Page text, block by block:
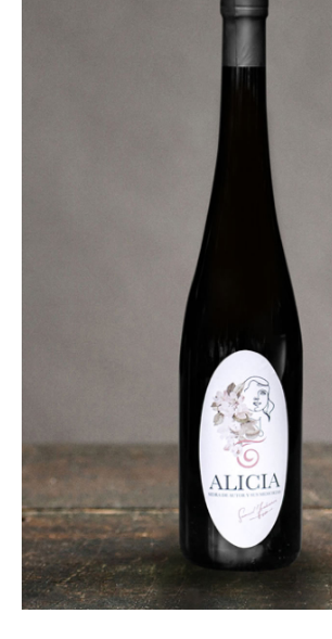
TURISMO ACTIVO
PORTADA / DESTACADO
TODOS LOS PRODUCTOS
LOTES REGALO
QUESOS ASTURIANOS
CONSERVAS, PATÉS Y PLATOS
COCINADOS
CERVEZAS ARTESANAS
REPOSTERÍA Y DULCES
ARROZ CON LECHE
LICORES / DESTILADOS
LIBROS
DECORACIÓN
AGENDA